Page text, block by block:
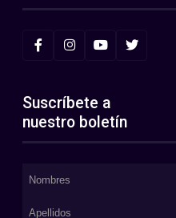
Suscríbete a
nuestro boletín